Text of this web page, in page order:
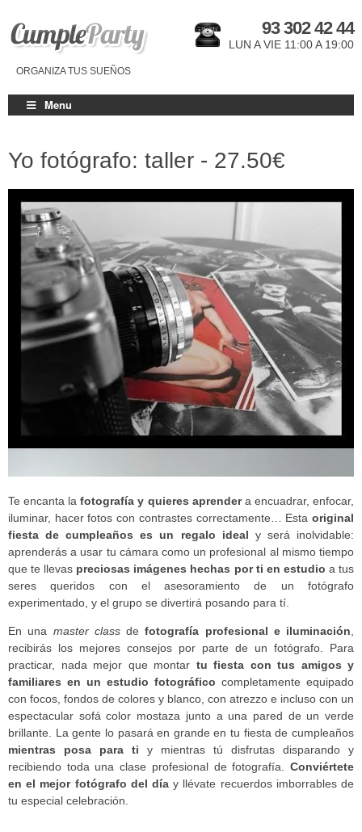
ORGANIZA TUS SUEÑOS
93 302 42 44
LUN A VIE 11:00 A 19:00
Menu
Yo fotógrafo: taller - 27.50€
Te encanta lafotografía y quieres aprendera encuadrar, enfocar,
iluminar, hacer fotos con contrastes correctamente… Esta original
fiesta de cumpleaños es un regalo ideal y será inolvidable:
aprenderás a usar tu cámara como un profesional al mismo tiempo
que te llevas preciosas imágenes hechas por ti en estudio a tus
seres queridos con el asesoramiento de un fotógrafo
experimentado, y el grupo se divertirá posando para tí.
En una master classde fotografía profesional e iluminación
recibirás los mejores consejos por parte de un fotógrafo. Para
practicar, nada mejor que montar tu fiesta con tus amigos y
familiares en un estudio fotográfico completamente equipado
con focos, fondos de colores y blanco, con atrezzo e incluso con un
espectacular sofá color mostaza junto a una pared de un verde
brillante. La gente lo pasará en grande en tu fiesta de cumpleaños
mientras posa para ti y mientras tú disfrutas disparando y
recibiendo toda una clase profesional de fotografía. Conviértete
en el mejor fotógrafo del día y llévate recuerdos imborrables de
tu especial celebración.